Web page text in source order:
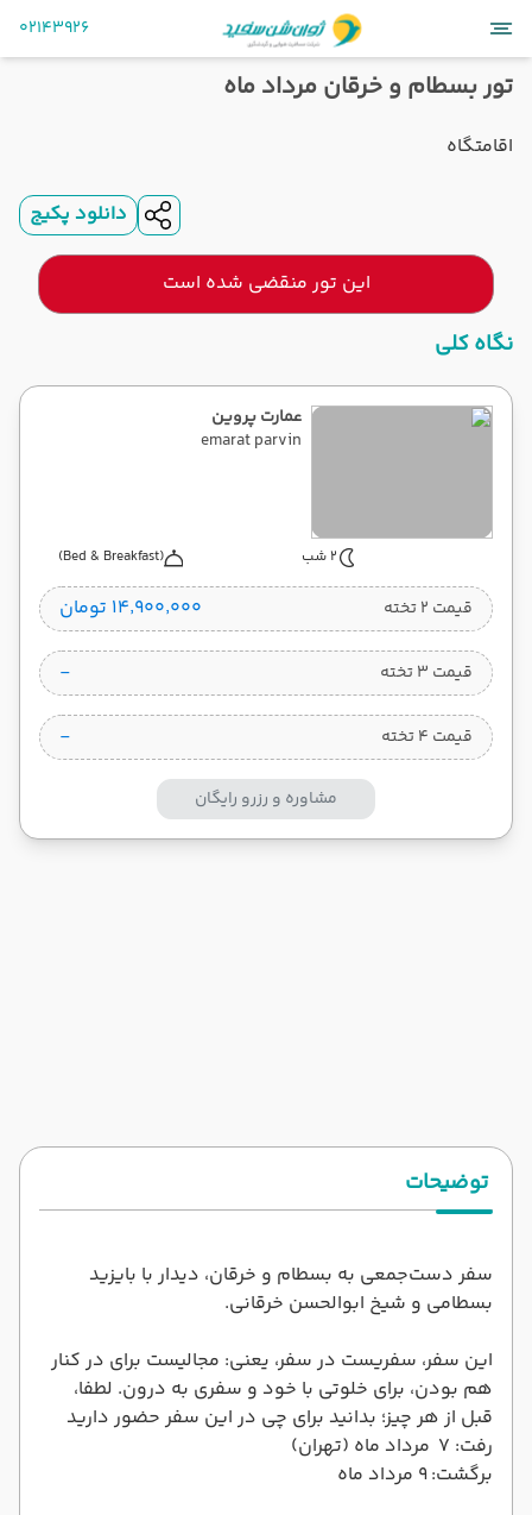
02143926
تور بسطام و خرقان مرداد ماه
اقامتگاه
دانلود پکیج
این تور منقضی شده است
نگاه کلی
عمارت پروین
emarat parvin
2 شب (Bed & Breakfast)
قیمت 2 تخته ۱۴٬۹۰۰٬۰۰۰ تومان
قیمت 3 تخته -
قیمت 4 تخته -
مشاوره و رزرو رایگان
توضیحات
سفر دست‌جمعی به بسطام و خرقان، دیدار با بایزید
بسطامی و شیخ ابوالحسن خرقانی.
این سفر، سفریست در سفر، یعنی: مجالیست برای در کنار
هم بودن، برای خلوتی با خود و سفری به درون. لطفا،
قبل از هر چیز؛ بدانید برای چی در این سفر حضور دارید
رفت: 7 مرداد ماه (تهران)
برگشت: 9 مرداد ماه